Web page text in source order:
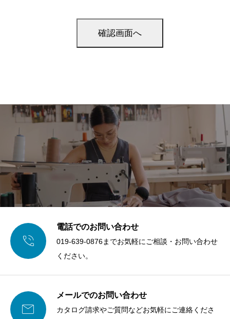
利者から許可を得ていただくようお願いいたします。
また、人物写真をプリントする場合は、肖像権やその他の
万が一、刺繍・プリント内容に関して権利者等とトラブル
が生じた場合、当社は責任を負いかねますので、ご了承く
刺繍・プリントをご
依頼される際のご注
意
ご注文に際し、以下をお約束いただきます。
知的財産権を侵害していないこと、または必要な許諾を得
ていること。

電話でのお問い合わせ
019-639-0876までお気軽にご相談・お問い合わせ
ください。

メールでのお問い合わせ
カタログ請求やご質問などお気軽にご連絡くださ